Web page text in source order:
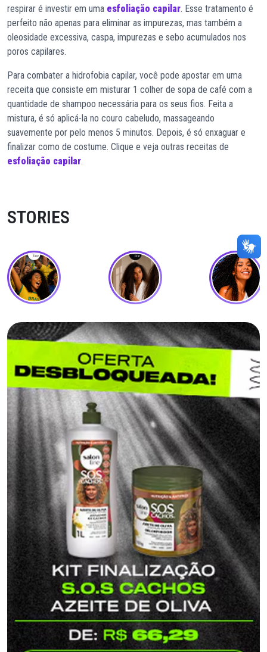
respirar é investir em uma esfoliação capilar. Esse tratamento é
perfeito não apenas para eliminar as impurezas, mas também a
oleosidade excessiva, caspa, impurezas e sebo acumulados nos
poros capilares.
Para combater a hidrofobia capilar, você pode apostar em uma
receita que consiste em misturar 1 colher de sopa de café com a
quantidade de shampoo necessária para os seus fios. Feita a
mistura, é só aplicá-la no couro cabeludo, massageando
suavemente por pelo menos 5 minutos. Depois, é só enxaguar e
finalizar como de costume. Clique e veja outras receitas de
esfoliação capilar.
STORIES